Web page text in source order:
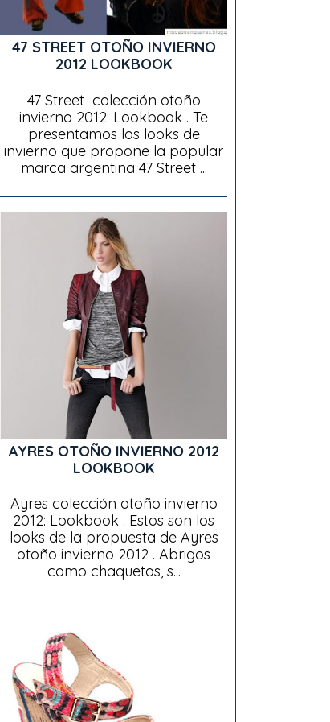
47 STREET OTOÑO INVIERNO
2012 LOOKBOOK
47 Street colección otoño
invierno 2012: Lookbook . Te
presentamos los looks de
invierno que propone la popular
marca argentina 47 Street ...
AYRES OTOÑO INVIERNO 2012
LOOKBOOK
Ayres colección otoño invierno
2012: Lookbook . Estos son los
looks de la propuesta de Ayres
otoño invierno 2012 . Abrigos
como chaquetas, s...